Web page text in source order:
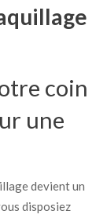
coin
une
devient un
disposiez